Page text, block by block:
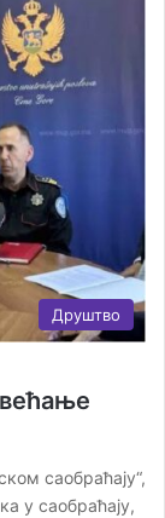
Друштво
саобраћају“,
у саобраћају,